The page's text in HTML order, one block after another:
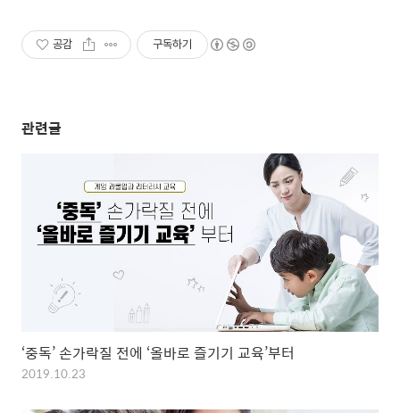
공감 구독하기
관련글
‘중독’ 손가락질 전에 ‘올바로 즐기기 교육’부터
2019.10.23